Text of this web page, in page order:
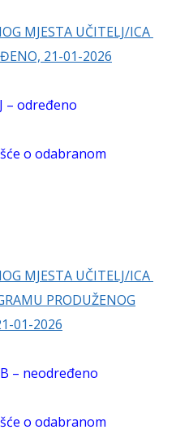
MJESTA UČITELJ/ICA
21-01-2026
– određeno
o odabranom
MJESTA UČITELJ/ICA
PRODUŽENOG
01-2026
– neodređeno
o odabranom